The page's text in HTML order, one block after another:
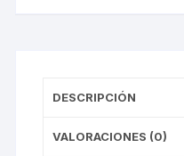
DESCRIPCIÓN
VALORACIONES (0)